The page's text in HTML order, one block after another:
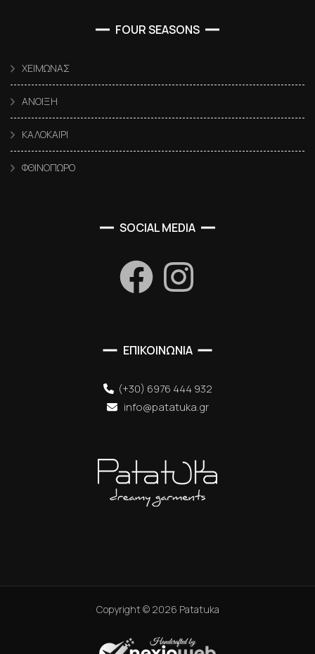
FOUR SEASONS
ΧΕΙΜΩΝΑΣ
ΑΝΟΙΞΗ
ΚΑΛΟΚΑΙΡΙ
ΦΘΙΝΟΠΩΡΟ
SOCIAL MEDIA
ΕΠΙΚΟΙΝΩΝΙΑ
(+30) 6976 444 932
info@patatuka.gr
Copyright © 2026 Patatuka